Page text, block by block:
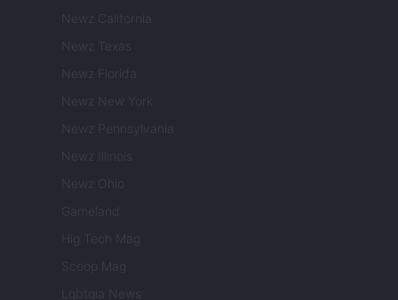
Newz California
Newz Texas
Newz Florida
Newz New York
Newz Pennsylvania
Newz Illinois
Newz Ohio
Gameland
Hig Tech Mag
Scoop Mag
Lgbtqia News